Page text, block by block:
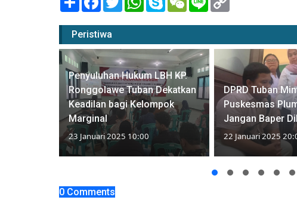
Peristiwa
Penyuluhan Hukum LBH KP.
Ronggolawe Tuban Dekatkan
Keadilan bagi Kelompok
Marginal
23 Januari 2025 10:00
DPRD Tuban
Puskesmas
Jangan Baper
22 Januari 2025
0 Comments